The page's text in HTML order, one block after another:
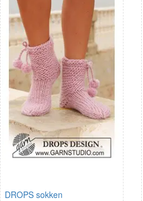
DROPS sokken